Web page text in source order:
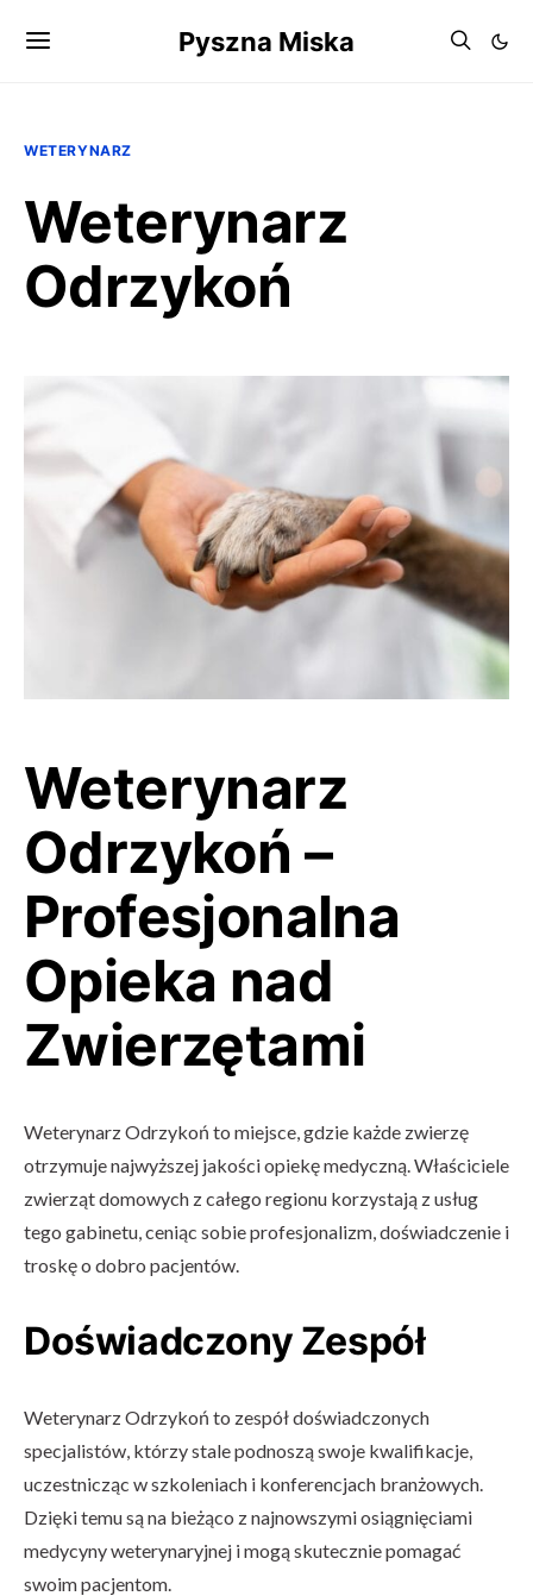
Pyszna Miska
WETERYNARZ
Weterynarz
Odrzykoń
Weterynarz
Odrzykoń –
Profesjonalna
Opieka nad
Zwierzętami
Weterynarz Odrzykoń to miejsce, gdzie każde zwierzę
otrzymuje najwyższej jakości opiekę medyczną. Właściciele
zwierząt domowych z całego regionu korzystają z usług
tego gabinetu, ceniąc sobie profesjonalizm, doświadczenie i
troskę o dobro pacjentów.
Doświadczony Zespół
Weterynarz Odrzykoń to zespół doświadczonych
specjalistów, którzy stale podnoszą swoje kwalifikacje,
uczestnicząc w szkoleniach i konferencjach branżowych.
Dzięki temu są na bieżąco z najnowszymi osiągnięciami
medycyny weterynaryjnej i mogą skutecznie pomagać
swoim pacjentom.